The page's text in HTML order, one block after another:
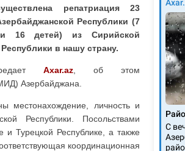
репатриация 23
Республики (7
16 детей) из Сирийской
в нашу страну.
Axar.az , об этом
Азербайджана.
местонахождение, личность и
Республики. Посольствами
и Турецкой Республике, а также
координационная